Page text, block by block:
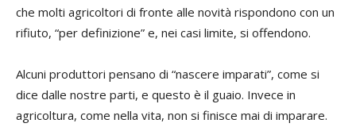
che molti agricoltori di fronte alle novità rispondono con un
rifiuto, “per definizione” e, nei casi limite, si offendono.
Alcuni produttori pensano di “nascere imparati”, come si
dice dalle nostre parti, e questo è il guaio. Invece in
agricoltura, come nella vita, non si finisce mai di imparare.